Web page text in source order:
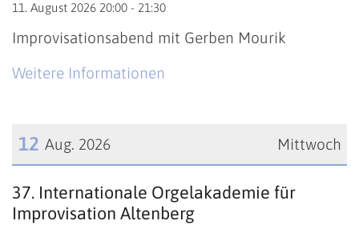
11. August 2026 20:00 - 21:30
Improvisationsabend mit Gerben Mourik
Weitere Informationen
Mittwoch
12 Aug. 2026
Datum: 12. August 2026
37. Internationale Orgelakademie für
Improvisation Altenberg